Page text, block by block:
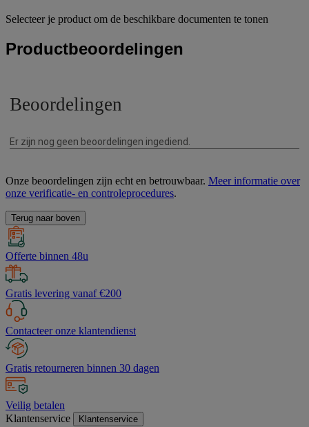
Selecteer je product om de beschikbare documenten te tonen
Productbeoordelingen
Onze beoordelingen zijn echt en betrouwbaar. Meer informatie over
onze verificatie- en controleprocedures.
Terug naar boven
Offerte binnen 48u
Gratis levering vanaf €200
Contacteer onze klantendienst
Gratis retourneren binnen 30 dagen
Veilig betalen
Klantenservice
Klantenservice